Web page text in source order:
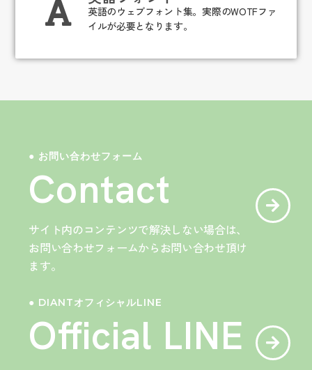
英語のウェブフォント集。実際のWOTFファ
イルが必要となります。
● お問い合わせフォーム
Contact
サイト内のコンテンツで解決しない場合は、
お問い合わせフォームからお問い合わせ頂け
ます。
● DIANTオフィシャルLINE
Official LINE